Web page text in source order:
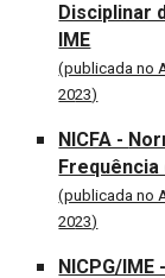
Disciplinar
IME
(publicada no
2023)
NICFA -
Frequência
(publicada no
2023)
NICPG/